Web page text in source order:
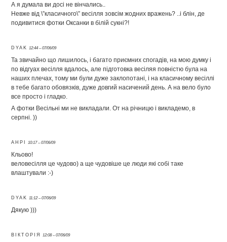
А я думала ви досі не вінчались..
Невже від \”класичного\” весілля зовсім жодних вражень? ..і блін, де
подивитися фотки Оксанки в білій сукні?!
DYAK 12:44 – 07/06/09
Та звичайно що лишилось, і багато приємних спогадів, на мою думку і
по відгуах весілля вдалось, але підготовка весіляя повністю була на
наших плечах, тому ми були дуже заклопотані, і на класичному весіллі
в тебе багато обовязків, дуже довгий насичений день. А на вело було
все просто і гладко.
А фотки Весільні ми не викладали. От на річницю і викладемо, в
серпні. ))
АНРІ 10:17 – 07/06/09
Кльово!
веловесілля це чудово) а ще чудовіше це люди які собі таке
влаштували :-)
DYAK 11:12 – 07/06/09
Дякую )))
ВІКТОРІЯ 12:08 – 07/06/09